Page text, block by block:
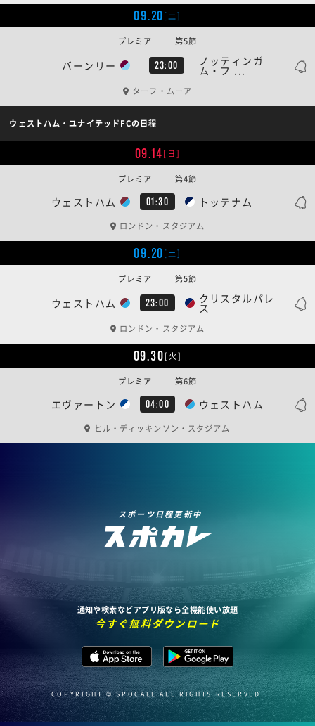
09.20[土]
バーンリー 23:00 ノッティンガ
ム・フ ...
プレミア | 第5節
ターフ・ムーア
ウェストハム・ユナイテッドFCの日程
09.14[日]
ウェストハム 01:30 トッテナム
プレミア | 第4節
ロンドン・スタジアム
09.20[土]
ウェストハム 23:00 クリスタルパレ
ス
プレミア | 第5節
ロンドン・スタジアム
09.30[火]
エヴァートン 04:00 ウェストハム
プレミア | 第6節
ヒル・ディッキンソン・スタジアム
スポーツ日程更新中
通知や検索などアプリ版なら全機能使い放題
今すぐ無料ダウンロード
COPYRIGHT © SPOCALE ALL RIGHTS RESERVED.